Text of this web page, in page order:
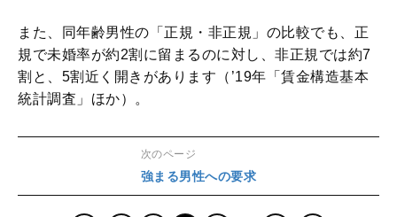
また、同年齢男性の「正規・非正規」の比較でも、正
規で未婚率が約2割に留まるのに対し、非正規では約7
割と、5割近く開きがあります（’19年「賃金構造基本
統計調査」ほか）。
次のページ
強まる男性への要求